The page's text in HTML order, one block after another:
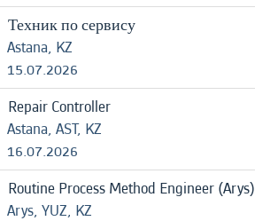
Техник по сервису
Astana, KZ
15.07.2026
Repair Controller
Astana, AST, KZ
16.07.2026
Routine Process Method Engineer (Arys)
Arys, YUZ, KZ